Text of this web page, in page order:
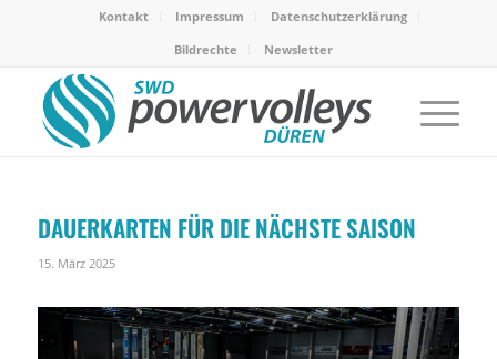
Kontakt Impressum
Datenschutzerklärung
Bildrechte
Newsletter
DAUERKARTEN FÜR DIE NÄCHSTE SAISON
15. März 2025